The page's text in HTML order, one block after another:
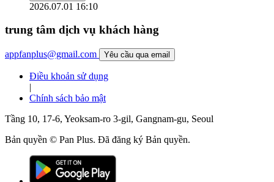
2026.07.01 16:10
trung tâm dịch vụ khách hàng
appfanplus@gmail.com Yêu cầu qua email
Điều khoản sử dụng
|
Chính sách bảo mật
Tầng 10, 17-6, Yeoksam-ro 3-gil, Gangnam-gu, Seoul
Bản quyền © Pan Plus. Đã đăng ký Bản quyền.